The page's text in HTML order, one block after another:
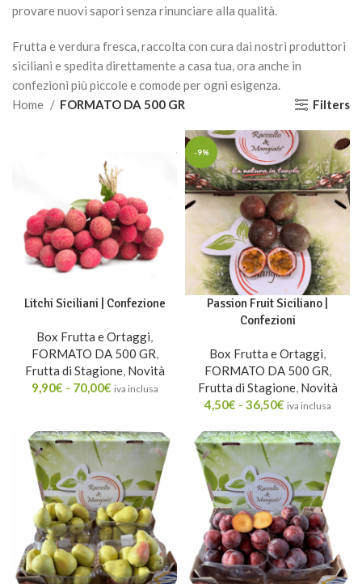
provare nuovi sapori senza rinunciare alla qualità.
Frutta e verdura fresca, raccolta con cura dai nostri produttori
siciliani e spedita direttamente a casa tua, ora anche in
confezioni più piccole e comode per ogni esigenza.
Home
FORMATO DA 500 GR Filters
Litchi Siciliani | Confezione
Box Frutta e Ortaggi,
FORMATO DA 500 GR,
Frutta di Stagione, Novità
9,90€ - 70,00€ iva inclusa
-9%
Passion Fruit Siciliano |
Confezioni
Box Frutta e Ortaggi,
FORMATO DA 500 GR,
Frutta di Stagione, Novità
4,50€ - 36,50€ iva inclusa